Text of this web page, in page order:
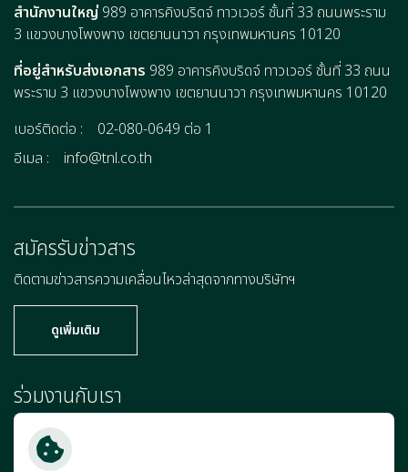
สำนักงานใหญ่ 989 อาคารคิงบริดจ์ ทาวเวอร์ ชั้นที่ 33 ถนนพระราม
3 แขวงบางโพงพาง เขตยานนาวา กรุงเทพมหานคร 10120
ที่อยู่สำหรับส่งเอกสาร 989 อาคารคิงบริดจ์ ทาวเวอร์ ชั้นที่ 33 ถนน
พระราม 3 แขวงบางโพงพาง เขตยานนาวา กรุงเทพมหานคร 10120
เบอร์ติดต่อ :
02-080-0649 ต่อ 1
อีเมล :
info@tnl.co.th
สมัครรับข่าวสาร
ติดตามข่าวสารความเคลื่อนไหวล่าสุดจากทางบริษัทฯ
ดูเพิ่มเติม
ร่วมงานกับเรา
เพราะคุณคือแรงผลักดันสำคัญที่จะก้าวไปข้างหน้าพร้อมกับเรา